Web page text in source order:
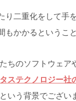
二重化をして手
かかるというこ
のソフトウェ
ステクノロジー
いう背景でござい